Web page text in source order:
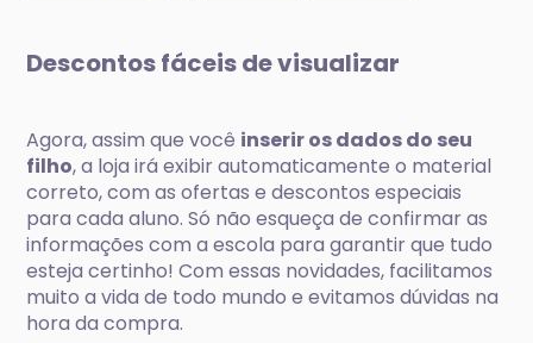
Descontos fáceis de visualizar
Agora, assim que você inserir os dados do seu
filho, a loja irá exibir automaticamente o material
correto, com as ofertas e descontos especiais
para cada aluno. Só não esqueça de confirmar as
informações com a escola para garantir que tudo
esteja certinho! Com essas novidades, facilitamos
muito a vida de todo mundo e evitamos dúvidas na
hora da compra.